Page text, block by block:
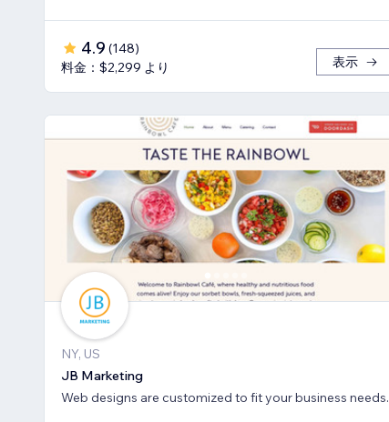
4.9 (148)
料金：$2,299 より
表示
NY, US
JB Marketing
Web designs are customized to fit your business needs.